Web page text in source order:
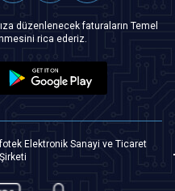
düzenlenecek faturaların Temel
rica ederiz.
Elektronik Sanayi ve Ticaret